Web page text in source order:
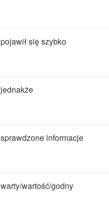
pojawił się szybko
jednakże
sprawdzone informacje
warty/wartość/godny